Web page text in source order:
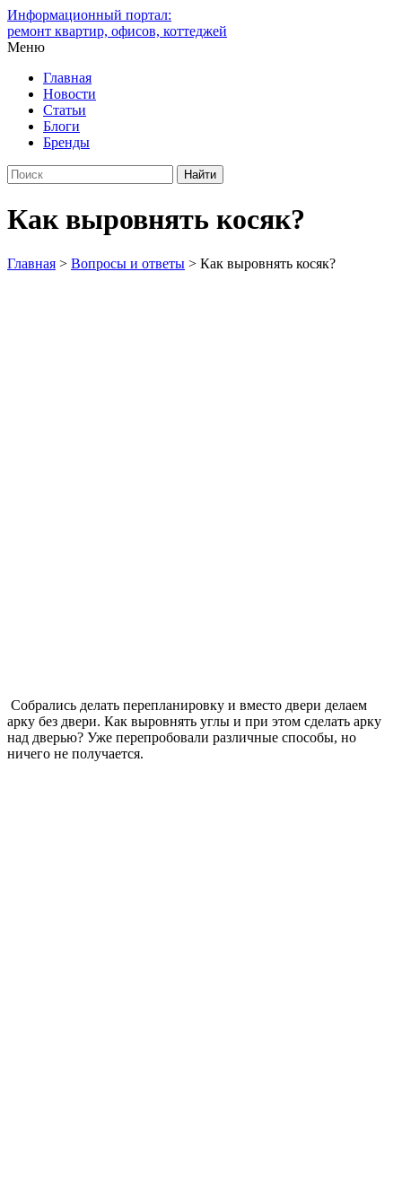
Информационный портал:
ремонт квартир, офисов, коттеджей
Меню
Главная
Новости
Статьи
Блоги
Бренды
Как выровнять косяк?
Главная > Вопросы и ответы > Как выровнять косяк?
Собрались делать перепланировку и вместо двери делаем
арку без двери. Как выровнять углы и при этом сделать арку
над дверью? Уже перепробовали различные способы, но
ничего не получается.